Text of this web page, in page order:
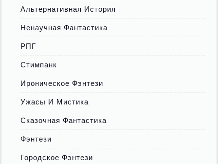
Альтернативная История
Ненаучная Фантастика
РПГ
Стимпанк
Ироническое Фэнтези
Ужасы И Мистика
Сказочная Фантастика
Фэнтези
Городское Фэнтези